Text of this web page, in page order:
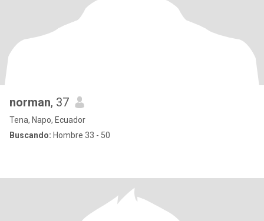
norman, 37
Tena, Napo, Ecuador
Buscando: Hombre 33 - 50